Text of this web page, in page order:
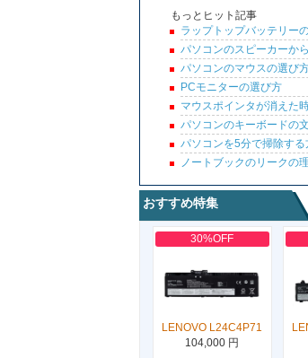
もっとヒット記事
ラップトップバッテリー
パソコンのスピーカーか
パソコンのマウスの選び
PCモニターの選び方
マウスポインタが消えた
パソコンのキーボードの
パソコンを5分で掃除する
ノートブックのリークの
おすすめ特集
30%OFF
LENOVO L24C4P71
104,000 円